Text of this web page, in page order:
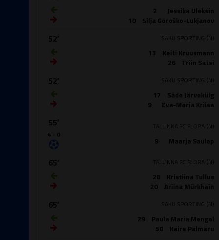
2
Jessika Uleksin
10
Silja Goroško-Lukjanov
52′
13
Keiti Kruusmann
26
Triin Satsi
SAKU SPORTING (N)
52′
17
Säde Järvekülg
9
Eva-Maria Kriisa
SAKU SPORTING (N)
55′
4 - 0
9 Maarja Saulep
TALLINNA FC FLORA (N)
65′
28
Kristiina Tullus
20
Ariina Mürkhain
TALLINNA FC FLORA (N)
65′
29
Paula Maria Mengel
50
Kaire Palmaru
SAKU SPORTING (N)